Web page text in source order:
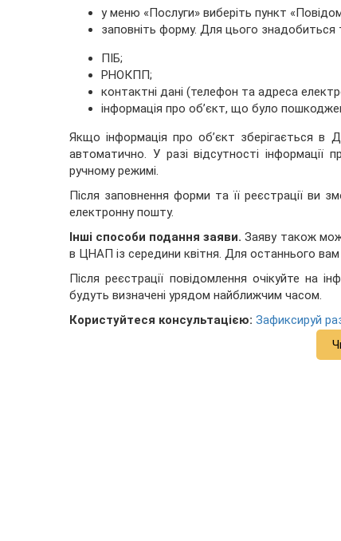
у меню «Послуги» виберіть пункт
заповніть форму. Для цього знадобиться
ПІБ;
РНОКПП;
контактні дані (телефон та адреса
інформація про об’єкт, що було
Якщо інформація про об’єкт зберігається в
автоматично. У разі відсутності
ручному режимі.
Після заповнення форми та її реєстрації ви
електронну пошту.
Інші способи подання заяви. Заяву також
в ЦНАП із середини квітня. Для останнього
Після реєстрації повідомлення очікуйте на
будуть визначені урядом найближчим часом.
Користуйтеся консультацією: Зафиксируй